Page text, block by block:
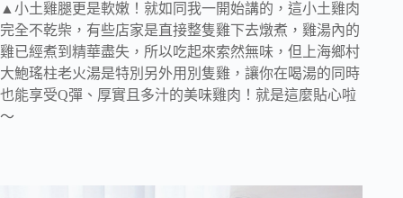
▲小土雞腿更是軟嫩！就如同我一開始講的，這小土雞肉
完全不乾柴，有些店家是直接整隻雞下去燉煮，雞湯內的
雞已經煮到精華盡失，所以吃起來索然無味，但上海鄉村
大鮑瑤柱老火湯是特別另外用別隻雞，讓你在喝湯的同時
也能享受Q彈、厚實且多汁的美味雞肉！就是這麼貼心啦
～